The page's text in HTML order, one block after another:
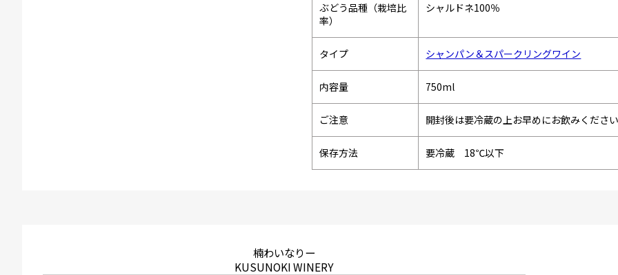
ぶどう品種（栽培比
率）
シャルドネ100％
タイプ シャンパン＆スパークリングワイン
内容量 750ml
ご注意 開封後は要冷蔵の上お早めにお飲みくださ
保存方法 要冷蔵 18℃以下
楠わいなりー
KUSUNOKI WINERY